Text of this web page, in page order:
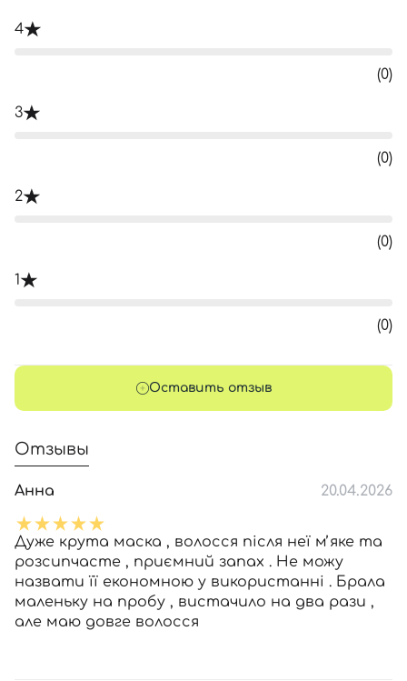
4
(0)
3
(0)
2
(0)
1
(0)
Оставить отзыв
Отзывы
Анна 20.04.2026
Дуже крута маска , волосся після неї мʼяке та
розсипчасте , приємний запах . Не можу
назвати її економною у використанні . Брала
маленьку на пробу , вистачило на два рази ,
але маю довге волосся